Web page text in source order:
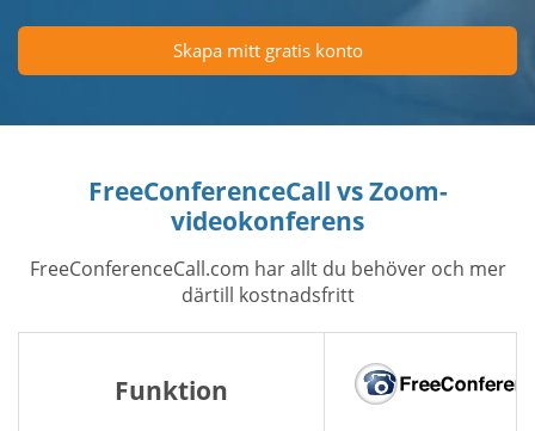
Skapa mitt gratis konto
FreeConferenceCall vs Zoom-
videokonferens
FreeConferenceCall.com har allt du behöver och mer
därtill kostnadsfritt
Funktion